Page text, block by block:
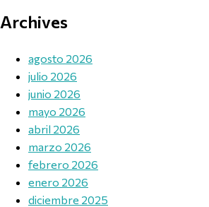
Archives
agosto 2026
julio 2026
junio 2026
mayo 2026
abril 2026
marzo 2026
febrero 2026
enero 2026
diciembre 2025